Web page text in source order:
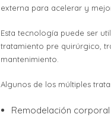
externa para acelerar y
Esta tecnología puede ser
tratamiento pre quirúrgico,
mantenimiento.
Algunos de los múltiples
Remodelación corporal